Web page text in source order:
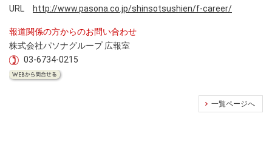
URL
http://www.pasona.co.jp/shinsotsushien/f-career/
報道関係の方からのお問い合わせ
株式会社パソナグループ 広報室
03-6734-0215
一覧ページへ